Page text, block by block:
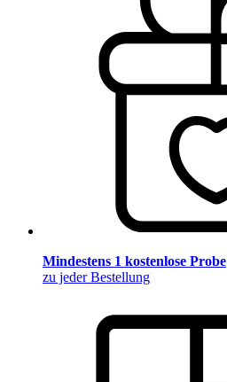
Mindestens 1 kostenlose Probe
zu jeder Bestellung